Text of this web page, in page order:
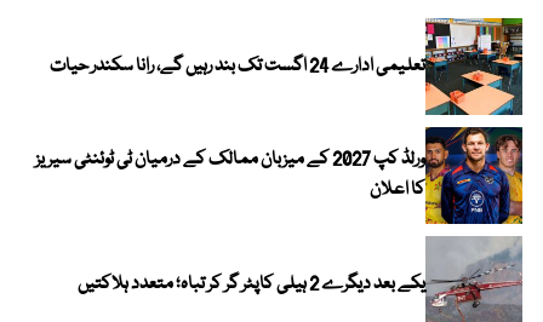
تعلیمی ادارے 24 اگست تک بند رہیں گے، رانا سکندر حیات
ورلڈ کپ 2027 کے میزبان ممالک کے درمیان ٹی ٹوئنٹی سیریز
کا اعلان
یکے بعد دیگرے 2 ہیلی کاپٹر گر کر تباہ؛ متعدد ہلاکتیں